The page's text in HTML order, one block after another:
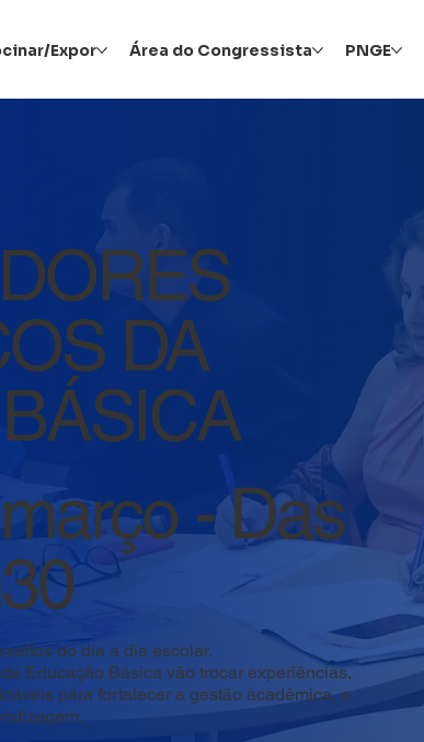
Expor Área do Congressista PNGE
DA
- Das
do dia a dia escolar.
Educação Básica vão trocar experiências,
para fortalecer a gestão acadêmica, o